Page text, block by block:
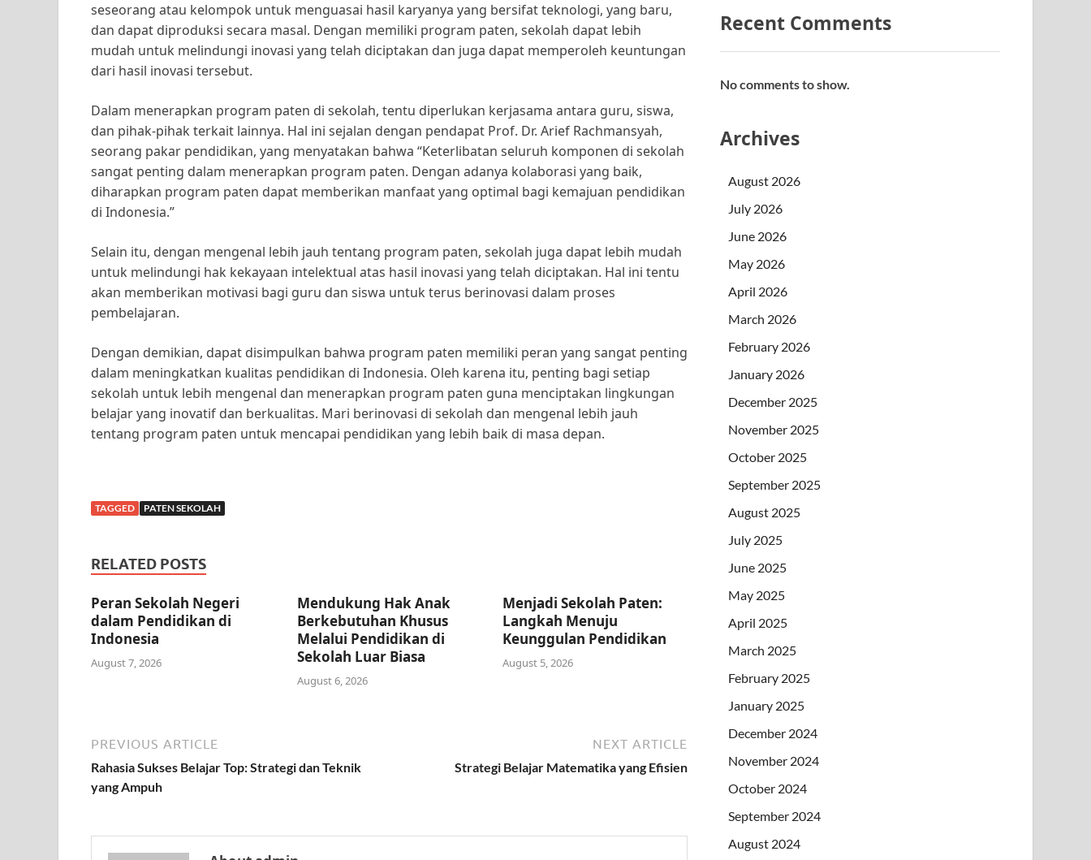
seseorang atau kelompok untuk menguasai hasil karyanya yang bersifat teknologi, yang baru,
dan dapat diproduksi secara masal. Dengan memiliki program paten, sekolah dapat lebih
mudah untuk melindungi inovasi yang telah diciptakan dan juga dapat memperoleh keuntungan
dari hasil inovasi tersebut.
Dalam menerapkan program paten di sekolah, tentu diperlukan kerjasama antara guru, siswa,
dan pihak-pihak terkait lainnya. Hal ini sejalan dengan pendapat Prof. Dr. Arief Rachmansyah,
seorang pakar pendidikan, yang menyatakan bahwa “Keterlibatan seluruh komponen di sekolah
sangat penting dalam menerapkan program paten. Dengan adanya kolaborasi yang baik,
diharapkan program paten dapat memberikan manfaat yang optimal bagi kemajuan pendidikan
di Indonesia.”
Selain itu, dengan mengenal lebih jauh tentang program paten, sekolah juga dapat lebih mudah
untuk melindungi hak kekayaan intelektual atas hasil inovasi yang telah diciptakan. Hal ini tentu
akan memberikan motivasi bagi guru dan siswa untuk terus berinovasi dalam proses
pembelajaran.
Dengan demikian, dapat disimpulkan bahwa program paten memiliki peran yang sangat penting
dalam meningkatkan kualitas pendidikan di Indonesia. Oleh karena itu, penting bagi setiap
sekolah untuk lebih mengenal dan menerapkan program paten guna menciptakan lingkungan
belajar yang inovatif dan berkualitas. Mari berinovasi di sekolah dan mengenal lebih jauh
tentang program paten untuk mencapai pendidikan yang lebih baik di masa depan.
TAGGED PATEN SEKOLAH
RELATED POSTS
Peran Sekolah Negeri
dalam Pendidikan di
Indonesia
August 7, 2026
Mendukung Hak Anak
Berkebutuhan Khusus
Melalui Pendidikan di
Sekolah Luar Biasa
August 6, 2026
Menjadi Sekolah Paten:
Langkah Menuju
Keunggulan Pendidikan
August 5, 2026
PREVIOUS ARTICLE
Rahasia Sukses Belajar Top: Strategi dan Teknik
yang Ampuh
NEXT ARTICLE
Strategi Belajar Matematika yang Efisien
Recent Comments
No comments to show.
Archives
August 2026
July 2026
June 2026
May 2026
April 2026
March 2026
February 2026
January 2026
December 2025
November 2025
October 2025
September 2025
August 2025
July 2025
June 2025
May 2025
April 2025
March 2025
February 2025
January 2025
December 2024
November 2024
October 2024
September 2024
August 2024